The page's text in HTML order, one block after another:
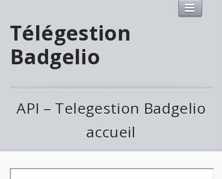
Télégestion
Badgelio
API – Telegestion Badgelio
accueil